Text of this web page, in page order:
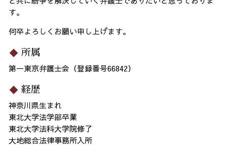
す。
何卒よろしくお願い申し上げます。
所属
第一東京弁護士会（登録番号66842）
経歴
神奈川県生まれ
東北大学法学部卒業
東北大学法科大学院修了
大地総合法律事務所入所